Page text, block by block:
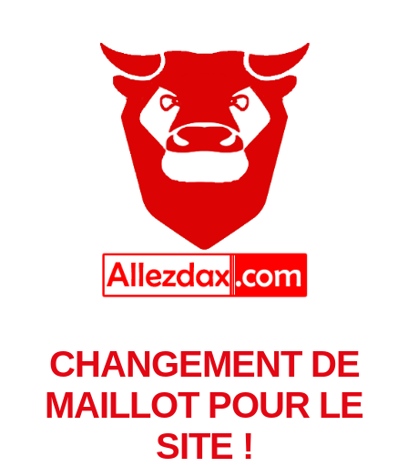
CHANGEMENT DE
MAILLOT POUR LE
SITE !